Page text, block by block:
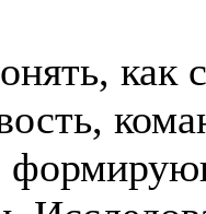
как